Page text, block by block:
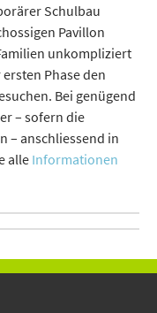
Schulbau
Pavillon
unkompliziert
Phase den
Bei genügend
– sofern die
– anschliessend in
alle Informationen